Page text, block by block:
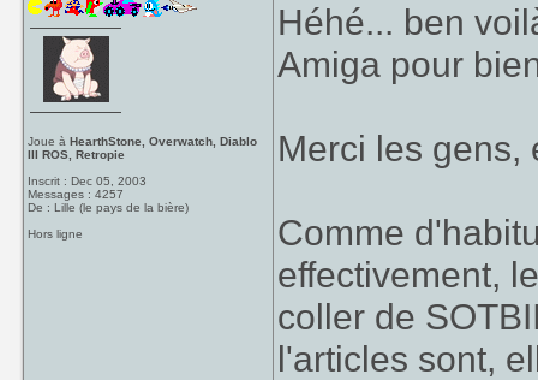
Joue àHearthStone, Overwatch, Diablo
III ROS, Retropie
Inscrit : Dec 05, 2003
Messages : 4257
De : Lille (le pays de la bière)
Hors ligne
Héhé... ben
Amiga pour
Merci les gens,
Comme
effectivement,
coller de
l'articles sont,